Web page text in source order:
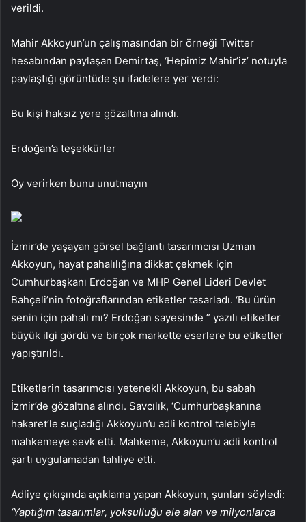
verildi.
Mahir Akkoyun’un çalışmasından bir örneği Twitter
hesabından paylaşan Demirtaş, ‘Hepimiz Mahir’iz’ notuyla
paylaştığı görüntüde şu ifadelere yer verdi:
Bu kişi haksız yere gözaltına alındı.
Erdoğan’a teşekkürler
Oy verirken bunu unutmayın
İzmir’de yaşayan görsel bağlantı tasarımcısı Uzman
Akkoyun, hayat pahalılığına dikkat çekmek için
Cumhurbaşkanı Erdoğan ve MHP Genel Lideri Devlet
Bahçeli’nin fotoğraflarından etiketler tasarladı. ‘Bu ürün
senin için pahalı mı? Erdoğan sayesinde ” yazılı etiketler
büyük ilgi gördü ve birçok markette eserlere bu etiketler
yapıştırıldı.
Etiketlerin tasarımcısı yetenekli Akkoyun, bu sabah
İzmir’de gözaltına alındı. Savcılık, ‘Cumhurbaşkanına
hakaret’le suçladığı Akkoyun’u adli kontrol talebiyle
mahkemeye sevk etti. Mahkeme, Akkoyun’u adli kontrol
şartı uygulamadan tahliye etti.
Adliye çıkışında açıklama yapan Akkoyun, şunları söyledi:
‘Yaptığım tasarımlar, yoksulluğu ele alan ve milyonlarca